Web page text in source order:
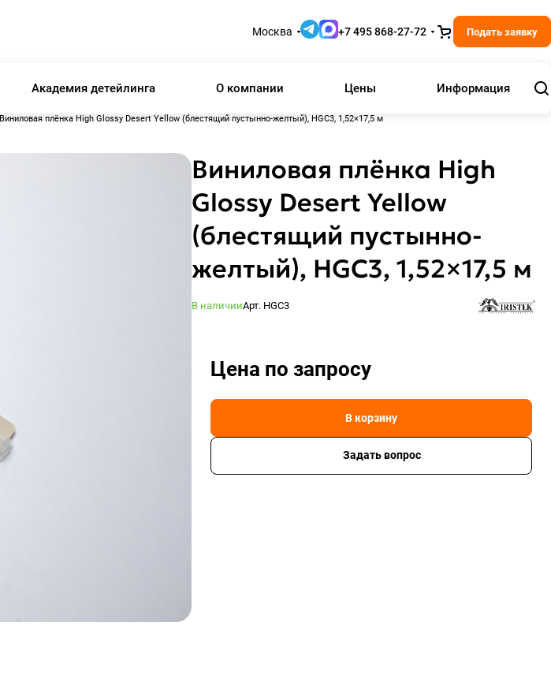
Москва +7 495 868-27-72 Подать заявку
Академия детейлинга О компании Цены Информация
Виниловая плёнка High Glossy Desert Yellow (блестящий пустынно-желтый), HGC3, 1,52×17,5 м
Виниловая плёнка High
Glossy Desert Yellow
(блестящий пустынно-
желтый), HGC3, 1,52×17,5 м
В наличииАрт. HGC3
Цена по запросу
В корзину
Задать вопрос